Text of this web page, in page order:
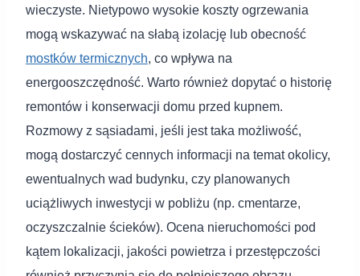
wieczyste. Nietypowo wysokie koszty ogrzewania
mogą wskazywać na słabą izolację lub obecność
mostków termicznych, co wpływa na
energooszczędność. Warto również dopytać o historię
remontów i konserwacji domu przed kupnem.
Rozmowy z sąsiadami, jeśli jest taka możliwość,
mogą dostarczyć cennych informacji na temat okolicy,
ewentualnych wad budynku, czy planowanych
uciążliwych inwestycji w pobliżu (np. cmentarze,
oczyszczalnie ścieków). Ocena nieruchomości pod
kątem lokalizacji, jakości powietrza i przestępczości